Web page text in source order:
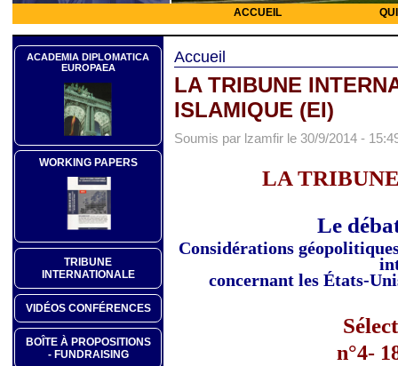
ACCUEIL
ACADEMIA DIPLOMATICA
EUROPAEA
WORKING PAPERS
TRIBUNE
INTERNATIONALE
VIDÉOS CONFÉRENCES
BOÎTE À PROPOSITIONS
- FUNDRAISING
Accueil
LA TRIBUNE
ISLAMIQUE (EI)
Soumis par lzamfir le 30/9/2014 -
LA
Le
Considérations
concernant les États-
n°4-